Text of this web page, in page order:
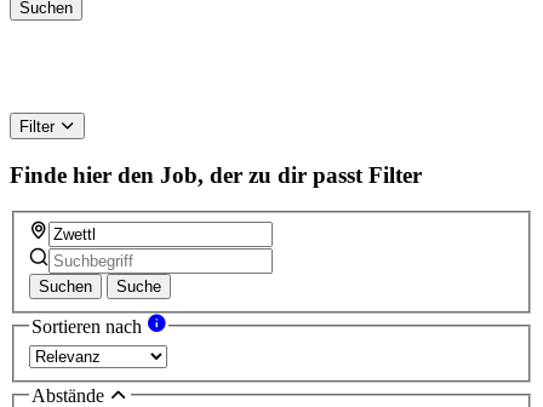
Filter
Finde hier den Job, der zu dir passt Filter
Suchen Suche
Sortieren nach
Abstände